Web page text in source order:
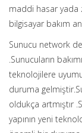
maddi hasar yada
bilgisayar bakım
Sunucu network
.Sunucuların
teknolojilere
duruma
oldukça artmıştır
yapının yeni